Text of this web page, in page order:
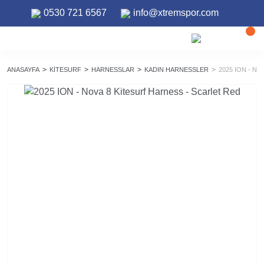
0530 721 6567 info@xtremspor.com
ANASAYFA KITESURF HARNESSLAR KADIN HARNESSLER 2025 ION -